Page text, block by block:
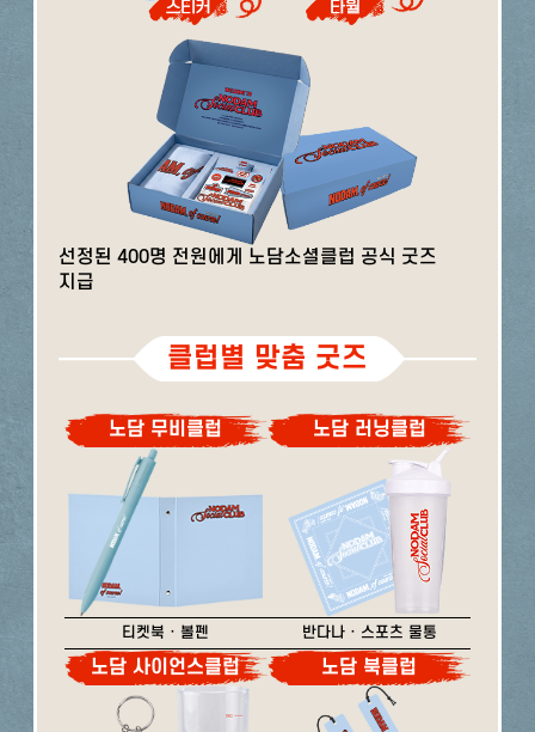
선정된 400명 전원에게 노담소셜클럽 공식 굿즈
지급
클럽별 맞춤 굿즈
노담 무비클럽
티켓북 · 볼펜
노담 러닝클럽
반다나 · 스포츠 물통
노담 사이언스클럽 노담 북클럽